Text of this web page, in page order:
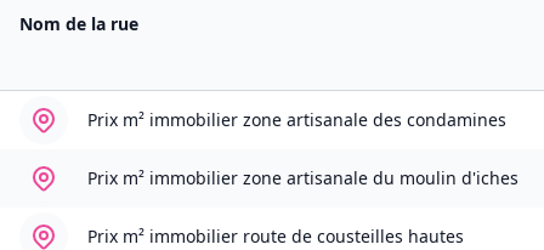
Nom de la rue
Prix m² immobilier zone artisanale des condamines
Prix m² immobilier zone artisanale du moulin d'iches
Prix m² immobilier route de cousteilles hautes